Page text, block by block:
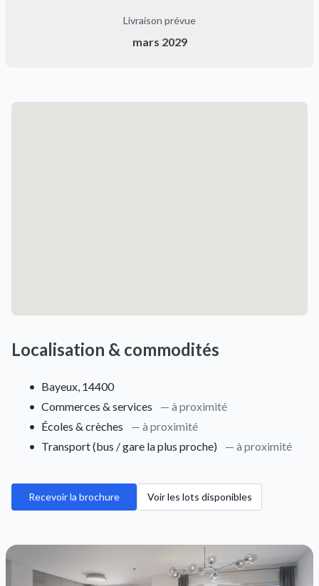
Livraison prévue
mars 2029
Localisation & commodités
• Bayeux, 14400
• Commerces & services
— à proximité
• Écoles & crèches
— à proximité
• Transport (bus / gare la plus proche) — à proximité
Recevoir la brochure Voir les lots disponibles